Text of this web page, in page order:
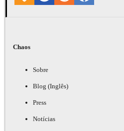
Chaos
Sobre
Blog (Inglês)
Press
Notícias